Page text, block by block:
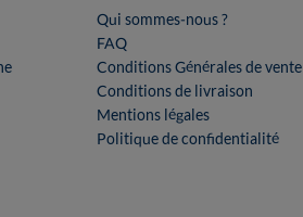
Qui sommes-nous ?
FAQ
Conditions Générales de vente
Conditions de livraison
Mentions légales
Politique de confidentialité